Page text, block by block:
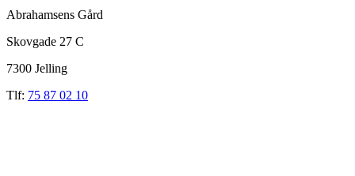
Abrahamsens Gård
Skovgade 27 C
7300 Jelling
Tlf: 75 87 02 10